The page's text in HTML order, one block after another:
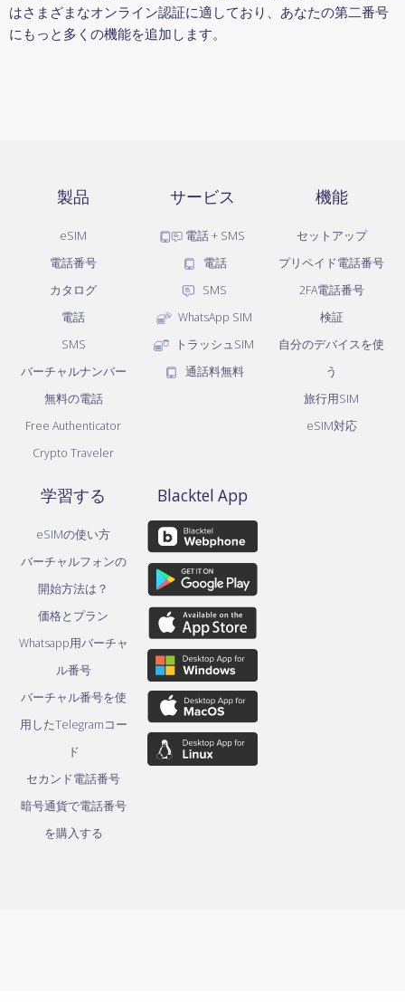
はさまざまなオンライン認証に適しており、あなたの第二番号
にもっと多くの機能を追加します。
製品
eSIM
電話番号
カタログ
電話
SMS
バーチャルナンバー
無料の電話
Free Authenticator
Crypto Traveler
サービス
電話 + SMS
電話
SMS
WhatsApp SIM
トラッシュSIM
通話料無料
機能
セットアップ
プリペイド電話番号
2FA電話番号
検証
自分のデバイスを使
う
旅行用SIM
eSIM対応
学習する
eSIMの使い方
バーチャルフォンの
開始方法は？
価格とプラン
Whatsapp用バーチャ
ル番号
バーチャル番号を使
用したTelegramコー
ド
セカンド電話番号
暗号通貨で電話番号
を購入する
Blacktel App